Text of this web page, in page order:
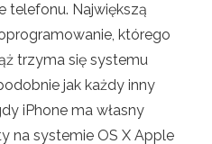
telefonu. Największą
którego
trzyma się systemu
jak każdy inny
iPhone ma własny
na systemie OS X Apple